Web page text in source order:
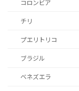
コロンビア
チリ
プエリトリコ
ブラジル
ベネズエラ